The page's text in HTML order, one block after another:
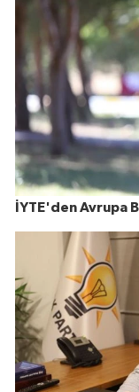
İYTE'den Avrupa